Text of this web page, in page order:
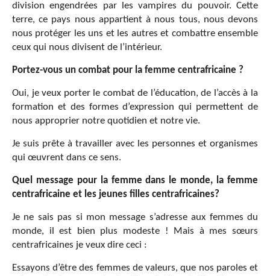
division engendrées par les vampires du pouvoir. Cette
terre, ce pays nous appartient à nous tous, nous devons
nous protéger les uns et les autres et combattre ensemble
ceux qui nous divisent de l’intérieur.
Portez-vous un combat pour la femme centrafricaine ?
Oui, je veux porter le combat de l’éducation, de l’accès à la
formation et des formes d’expression qui permettent de
nous approprier notre quotidien et notre vie.
Je suis prête à travailler avec les personnes et organismes
qui œuvrent dans ce sens.
Quel message pour la femme dans le monde, la femme
centrafricaine et les jeunes filles centrafricaines?
Je ne sais pas si mon message s’adresse aux femmes du
monde, il est bien plus modeste ! Mais à mes sœurs
centrafricaines je veux dire ceci :
Essayons d’être des femmes de valeurs, que nos paroles et